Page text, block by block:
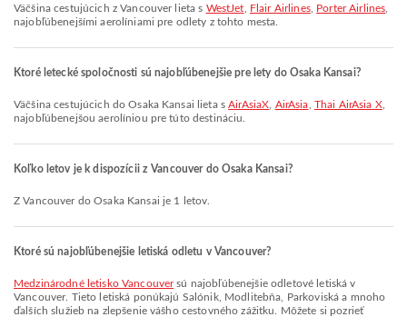
Väčšina cestujúcich z Vancouver lieta s WestJet Flair Airlines, Porter Airlines
najobľúbenejšími aerolíniami pre odlety z tohto mesta.
Ktoré letecké spoločnosti sú najobľúbenejšie pre lety do Osaka Kansai?
Väčšina cestujúcich do Osaka Kansai lieta sAirAsiaX AirAsia Thai AirAsia X,
najobľúbenejšou aerolíniou pre túto destináciu.
Koľko letov je k dispozícii z Vancouver do Osaka Kansai?
Z Vancouver do Osaka Kansai je 1 letov.
Ktoré sú najobľúbenejšie letiská odletu v Vancouver?
Medzinárodné letisko Vancouversú najobľúbenejšie odletové letiská v
Vancouver. Tieto letiská ponúkajú Salónik, Modlitebňa, Parkoviská a mnoho
ďalších služieb na zlepšenie vášho cestovného zážitku. Môžete si pozrieť